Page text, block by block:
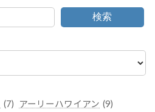
検索
(7) アーリーハワイアン (9)